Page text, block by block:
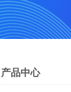
产品中心